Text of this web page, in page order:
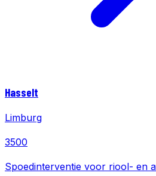
Hasselt
Limburg
3500
Spoedinterventie voor riool- en